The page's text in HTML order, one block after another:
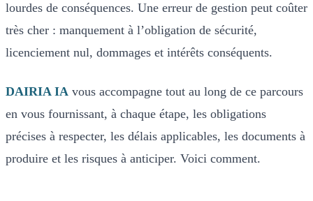
lourdes de conséquences. Une erreur de gestion peut coûter
très cher : manquement à l’obligation de sécurité,
licenciement nul, dommages et intérêts conséquents.
DAIRIA IA vous accompagne tout au long de ce parcours
en vous fournissant, à chaque étape, les obligations
précises à respecter, les délais applicables, les documents à
produire et les risques à anticiper. Voici comment.